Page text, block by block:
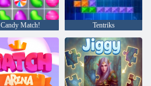
Candy Match! Tentriks